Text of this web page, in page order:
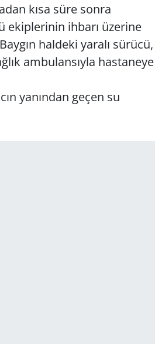
kısa süre sonra
ekiplerinin ihbarı üzerine
haldeki yaralı sürücü,
ambulansıyla hastaneye
yanından geçen su